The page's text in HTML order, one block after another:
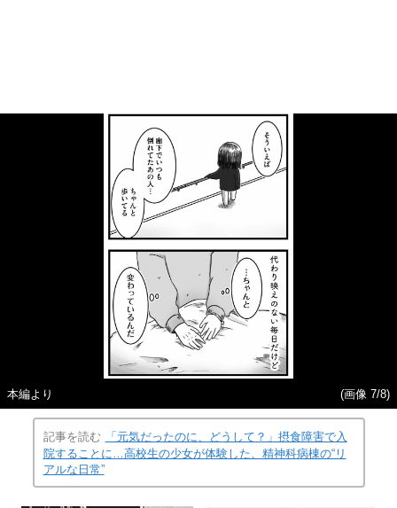
本編より (画像 7/8)
記事を読む
「元気だったのに、どうして？」摂食障害で入
院することに…高校生の少女が体験した、精神科病棟の“リ
アルな日常”